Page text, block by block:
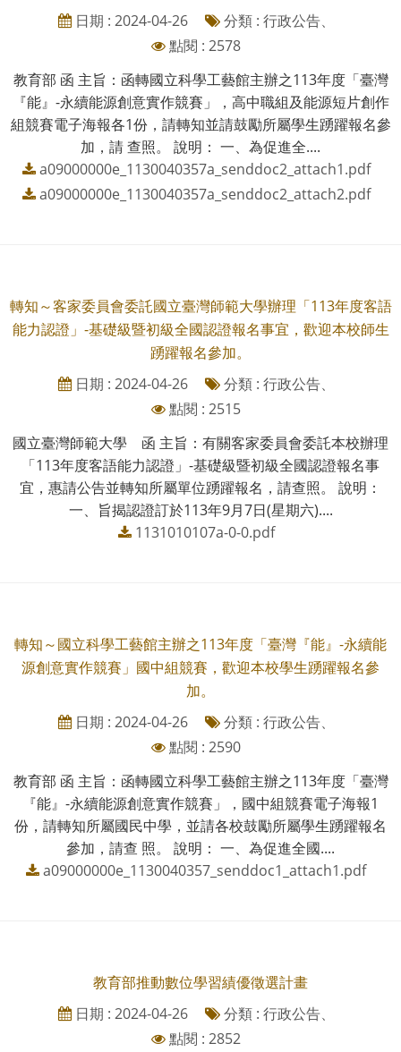
日期 : 2024-04-26
分類 : 行政公告、
點閱 : 2578
教育部 函 主旨：函轉國立科學工藝館主辦之113年度「臺灣
『能』-永續能源創意實作競賽」，高中職組及能源短片創作
組競賽電子海報各1份，請轉知並請鼓勵所屬學生踴躍報名參
加，請 查照。 說明： 一、為促進全....
a09000000e_1130040357a_senddoc2_attach1.pdf
a09000000e_1130040357a_senddoc2_attach2.pdf
轉知～客家委員會委託國立臺灣師範大學辦理「113年度客語
能力認證」-基礎級暨初級全國認證報名事宜，歡迎本校師生
踴躍報名參加。
日期 : 2024-04-26
分類 : 行政公告、
點閱 : 2515
國立臺灣師範大學 函 主旨：有關客家委員會委託本校辦理
「113年度客語能力認證」-基礎級暨初級全國認證報名事
宜，惠請公告並轉知所屬單位踴躍報名，請查照。 說明：
一、旨揭認證訂於113年9月7日(星期六)....
1131010107a-0-0.pdf
轉知～國立科學工藝館主辦之113年度「臺灣『能』-永續能
源創意實作競賽」國中組競賽，歡迎本校學生踴躍報名參
加。
日期 : 2024-04-26
分類 : 行政公告、
點閱 : 2590
教育部 函 主旨：函轉國立科學工藝館主辦之113年度「臺灣
『能』-永續能源創意實作競賽」，國中組競賽電子海報1
份，請轉知所屬國民中學，並請各校鼓勵所屬學生踴躍報名
參加，請查 照。 說明： 一、為促進全國....
a09000000e_1130040357_senddoc1_attach1.pdf
教育部推動數位學習績優徵選計畫
日期 : 2024-04-26
分類 : 行政公告、
點閱 : 2852